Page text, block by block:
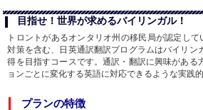
目指せ！世界が求めるバイリンガル！
トロントがあるオンタリオ州の移民局が認定して
対策を含む、日英通訳翻訳プログラムはバイリン
得を目指すコースです。通訳・翻訳に興味がある
ョンごとに変化する英語に対応できるような実践
プランの特徴